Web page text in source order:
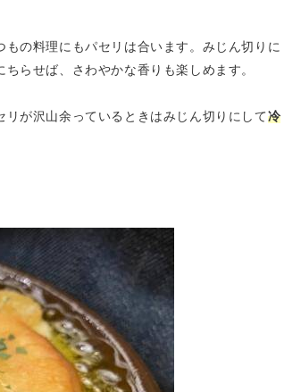
の料理にもパセリは合います。みじん切りに
らせば、さわやかな香りも楽しめます。
が沢山余っているときはみじん切りにして冷